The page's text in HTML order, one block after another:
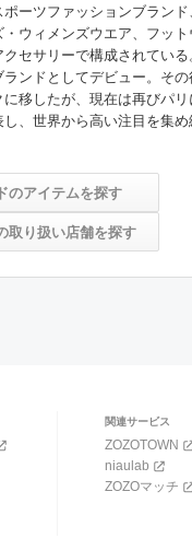
ーツファッションブランド
ウィメンズウエア、フット
セサリーで構成されている
ンドとしてデビュー。その
移したが、現在は再びパ
、世界から高い注目を集
のアイテムを探す
取り扱い店舗を探す
関連サービス
ZOZOTOWN
niaulab
ZOZOマッチ